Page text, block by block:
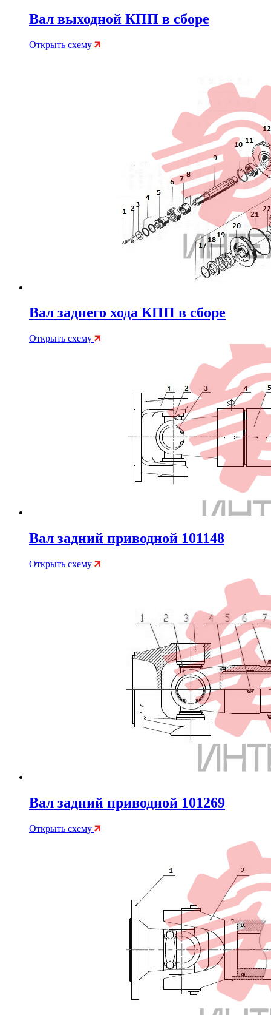
Вал выходной КПП в сборе
Открыть схему
Вал заднего хода КПП в сборе
Открыть схему
Вал задний приводной 101148
Открыть схему
Вал задний приводной 101269
Открыть схему